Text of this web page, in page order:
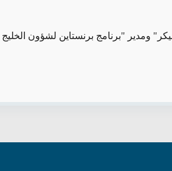
ومدير "برنامج برنستاين لشؤون